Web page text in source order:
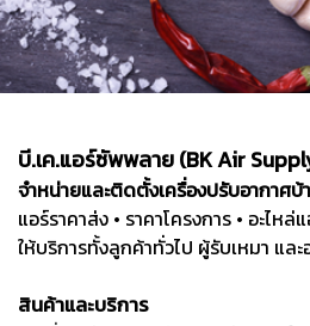
บี.เค.แอร์ซัพพลาย (BK Air
จำหน่ายและติดตั้งเครื่องปรับอากาศ
แอร์ราคาส่ง • ราคาโครงการ • อะไหล่
ให้บริการทั้งลูกค้าทั่วไป ผู้รับเหมา แล
สินค้าและบริการ